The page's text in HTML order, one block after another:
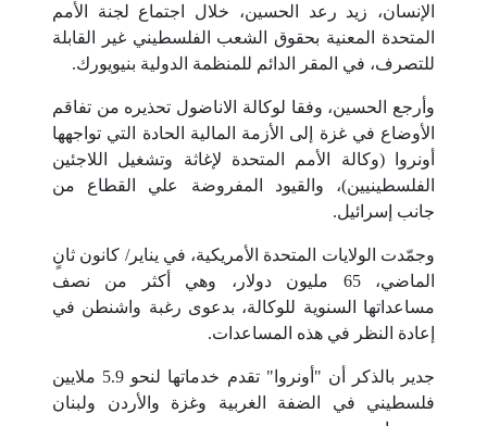
الإنسان، زيد رعد الحسين، خلال اجتماع لجنة الأمم
المتحدة المعنية بحقوق الشعب الفلسطيني غير القابلة
للتصرف، في المقر الدائم للمنظمة الدولية بنيويورك.
وأرجع الحسين، وفقا لوكالة الاناضول تحذيره من تفاقم
الأوضاع في غزة إلى الأزمة المالية الحادة التي تواجهها
أونروا (وكالة الأمم المتحدة لإغاثة وتشغيل اللاجئين
الفلسطينيين)، والقيود المفروضة علي القطاع من
جانب إسرائيل.
وجمّدت الولايات المتحدة الأمريكية، في يناير/ كانون ثانٍ
الماضي، 65 مليون دولار، وهي أكثر من نصف
مساعداتها السنوية للوكالة، بدعوى رغبة واشنطن في
إعادة النظر في هذه المساعدات.
جدير بالذكر أن "أونروا" تقدم خدماتها لنحو 5.9 ملايين
فلسطيني في الضفة الغربية وغزة والأردن ولبنان